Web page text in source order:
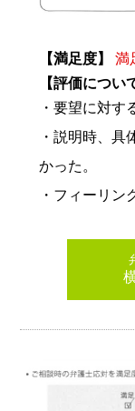
【満足度】
満
【評価につい
・要望に対す
・説明時、具
かった。
・フィーリン